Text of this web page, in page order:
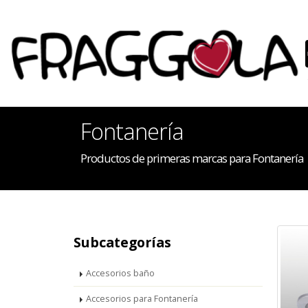
Fontanería
Productos de primeras marcas para Fontanería
Subcategorías
Accesorios baño
Accesorios para Fontanería